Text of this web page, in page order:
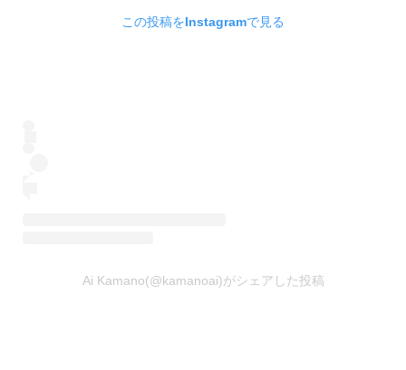
この投稿をInstagramで見る
Ai Kamano(@kamanoai)がシェアした投稿